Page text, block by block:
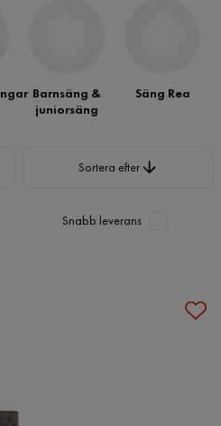
Barnsäng &
juniorsäng
Säng Rea
Sortera efter
Snabb leverans